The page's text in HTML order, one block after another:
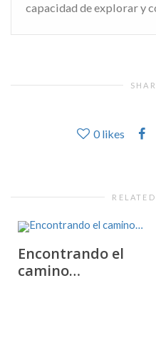
capacidad de explorar y
0 likes
Encontrando el
camino…